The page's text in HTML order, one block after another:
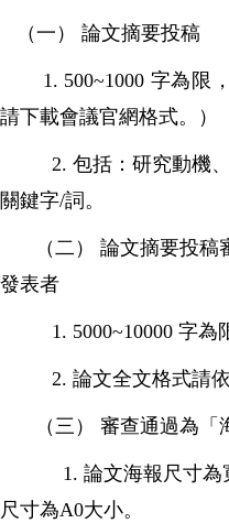
（一） 論文摘要投稿
1. 500~1000 字為限，
請下載會議官網格式。）
2. 包括：研究動機
關鍵字/詞。
（二） 論文摘要投稿
發表者
1. 5000~10000 字為
2. 論文全文格式請
（三） 審查通過為
1. 論文海報尺寸為
尺寸為A0大小。